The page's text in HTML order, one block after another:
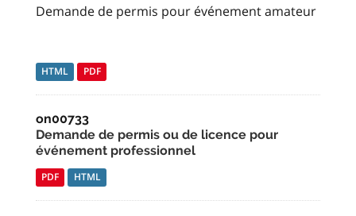
Demande de permis pour événement amateur
HTML PDF
on00733
Demande de permis ou de licence pour
événement professionnel
PDF HTML